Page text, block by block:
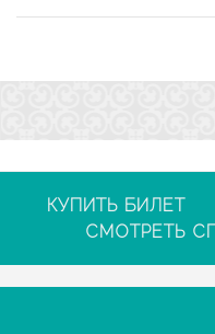
КУПИТЬ БИЛЕТ
СМОТРЕТЬ